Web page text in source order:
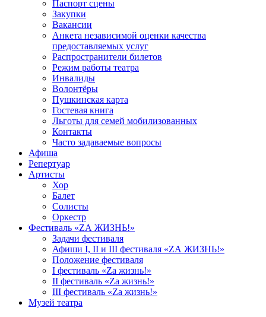
Паспорт сцены
Закупки
Вакансии
Анкета независимой оценки качества
предоставляемых услуг
Распространители билетов
Режим работы театра
Инвалиды
Волонтёры
Пушкинская карта
Гостевая книга
Льготы для семей мобилизованных
Контакты
Часто задаваемые вопросы
Афиша
Репертуар
Артисты
Хор
Балет
Солисты
Оркестр
Фестиваль «ZА ЖИЗНЬ!»
Задачи фестиваля
Афиши I, II и III фестиваля «ZА ЖИЗНЬ!»
Положение фестиваля
I фестиваль «Zа жизнь!»
II фестиваль «Zа жизнь!»
III фестиваль «Zа жизнь!»
Музей театра